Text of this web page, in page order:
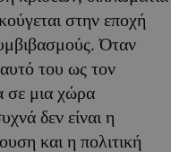
στην εποχή
Όταν
του ως τον
σε μια χώρα
δεν είναι η
και η πολιτική